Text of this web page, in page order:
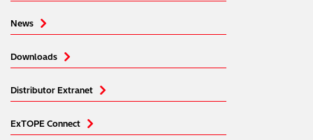
News
Downloads
Distributor Extranet
ExTOPE Connect